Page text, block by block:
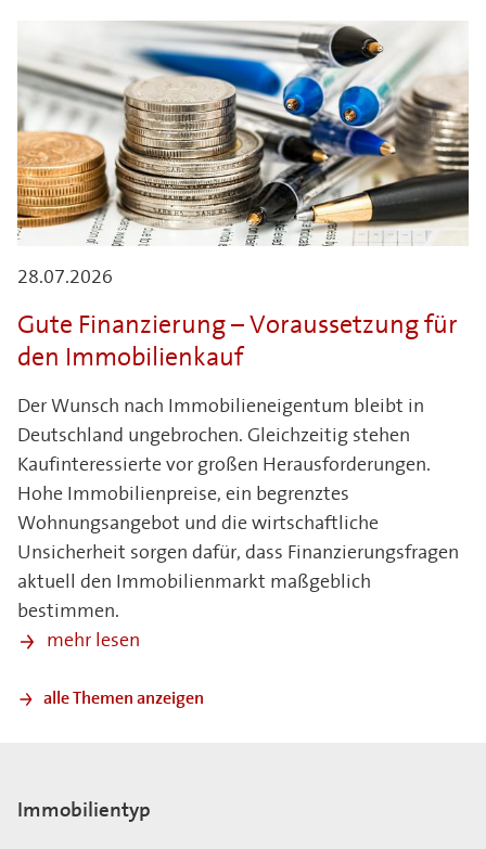
28.07.2026
Gute Finanzierung – Voraussetzung für
den Immobilienkauf
Der Wunsch nach Immobilieneigentum bleibt in
Deutschland ungebrochen. Gleichzeitig stehen
Kaufinteressierte vor großen Herausforderungen.
Hohe Immobilienpreise, ein begrenztes
Wohnungsangebot und die wirtschaftliche
Unsicherheit sorgen dafür, dass Finanzierungsfragen
aktuell den Immobilienmarkt maßgeblich
bestimmen.
mehr lesen
alle Themen anzeigen
Immobilientyp